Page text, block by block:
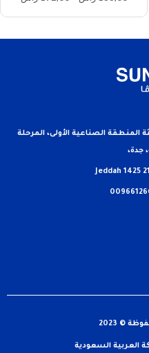
المنطقة الصناعية الأولى، المرحلة
جدة،
© 2023
العربية السعودية